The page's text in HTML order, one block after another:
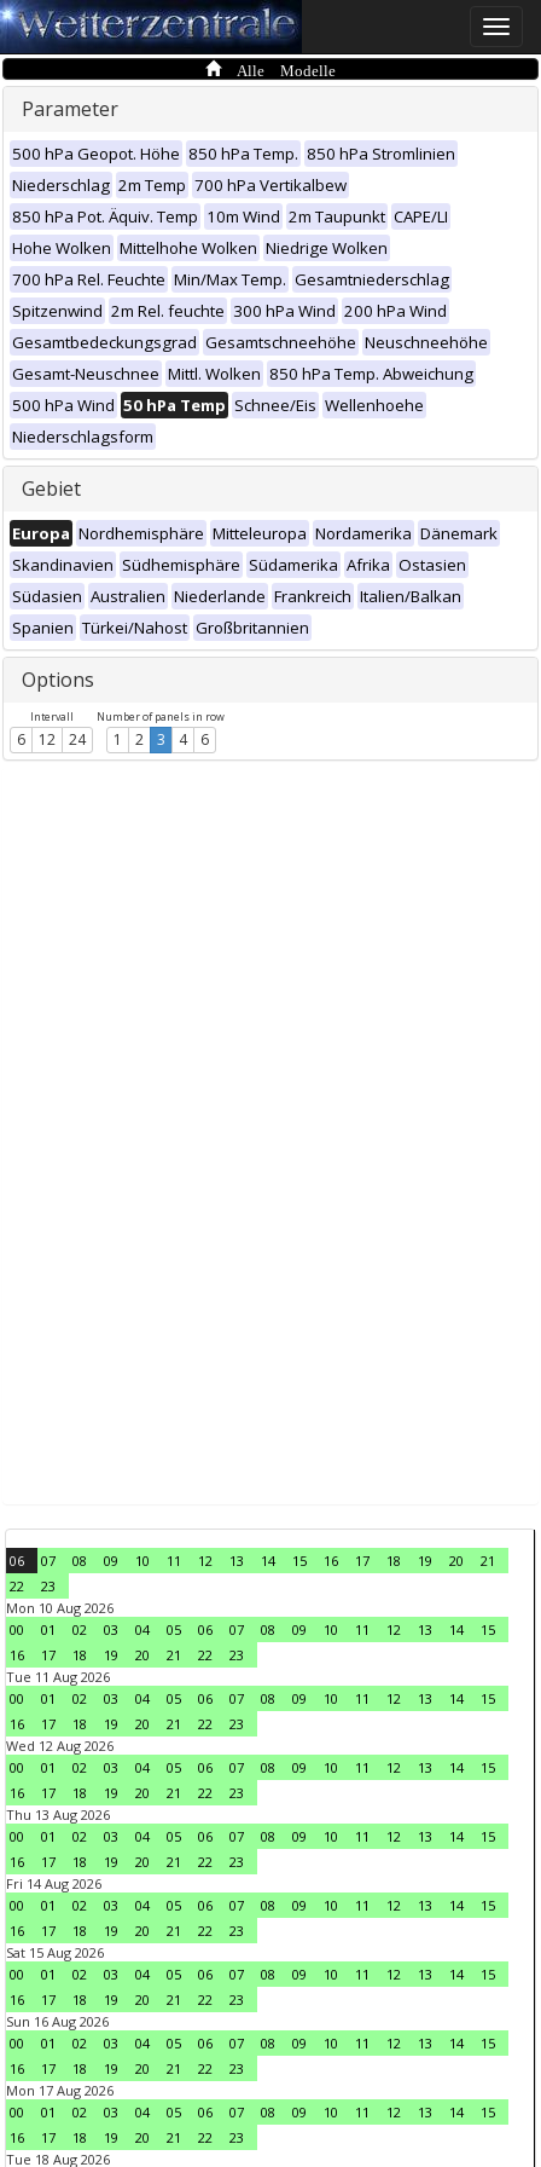
Toggle
Alle Modelle
Parameter
500 hPa Geopot. Höhe 850 hPa Temp. 850 hPa Stromlinien
Niederschlag 2m Temp 700 hPa Vertikalbew
850 hPa Pot. Äquiv. Temp 10m Wind 2m Taupunkt CAPE/LI
Hohe Wolken Mittelhohe Wolken Niedrige Wolken
700 hPa Rel. Feuchte Min/Max Temp. Gesamtniederschlag
Spitzenwind 2m Rel. feuchte 300 hPa Wind 200 hPa Wind
Gesamtbedeckungsgrad Gesamtschneehöhe Neuschneehöhe
Gesamt-Neuschnee Mittl. Wolken 850 hPa Temp. Abweichung
500 hPa Wind 50 hPa Temp Schnee/Eis Wellenhoehe
Niederschlagsform
Gebiet
Europa Nordhemisphäre Mitteleuropa Nordamerika Dänemark
Skandinavien Südhemisphäre Südamerika Afrika Ostasien
Südasien Australien Niederlande Frankreich Italien/Balkan
Spanien Türkei/Nahost Großbritannien
Options
Intervall
6 12 24
Number of panels in row
1 2 3 4 6
06 07 08 09 10 11 12 13 14 15 16 17 18 19 20
21
22
23
Mon 10 Aug 2026
00
01 02 03 04 05 06 07 08 09 10 11 12 13 14
15
16
17 18 19 20 21 22
23
Tue 11 Aug 2026
00
01 02 03 04 05 06 07 08 09 10 11 12 13 14
15
16
17 18 19 20 21 22
23
Wed 12 Aug 2026
00
01 02 03 04 05 06 07 08 09 10 11 12 13 14
15
16
17 18 19 20 21 22
23
Thu 13 Aug 2026
00
01 02 03 04 05 06 07 08 09 10 11 12 13 14
15
16
17 18 19 20 21 22
23
Fri 14 Aug 2026
00
01 02 03 04 05 06 07 08 09 10 11 12 13 14
15
16
17 18 19 20 21 22
23
Sat 15 Aug 2026
00
01 02 03 04 05 06 07 08 09 10 11 12 13 14
15
16
17 18 19 20 21 22
23
Sun 16 Aug 2026
00
01 02 03 04 05 06 07 08 09 10 11 12 13 14
15
16
17 18 19 20 21 22
23
Mon 17 Aug 2026
00
01 02 03 04 05 06 07 08 09 10 11 12 13 14
15
16
17 18 19 20 21 22
23
Tue 18 Aug 2026